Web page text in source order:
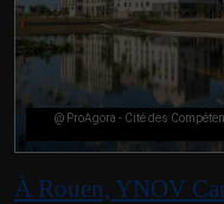
@ ProAgora - Cité des
À Rouen, YNOV